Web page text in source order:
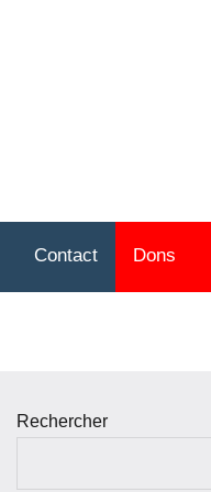
Contact Dons
Rechercher